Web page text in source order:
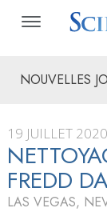
NOUVELLES
19 JUILLET 2020
FREDD
LAS VEGAS,